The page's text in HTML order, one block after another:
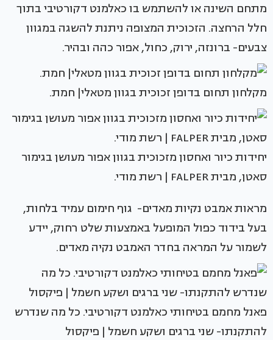
מתחם השינה או להשתמש בו כאלמנט דקורטיבי בתוך
חלל הרחצה. הזכוכית המצופה ניתנת להשגה במגוון
צבעים- ברונזה, ירוק, כחול, אפור כהה ובהיר.
מקלחון תחום בדופן זכוכית בגוון מטאלי| חמת.
יחידות כיור ואחסון מזכוכית בגוון אפור מעושן בגימור
סאטן, מבית FALPER | רשת מודי.
מראות אמבט נקיות מאדים- גוף חימום עמיד בלחות,
בעל בידוד כפול המופעל באמצעות שלט רחוק, יידע
לשמור על המראה בחדר האמבט נקיה מאדים.
פאנל מחמם בטיחותי כאלמנט דקורטיבי. כל מה שנדרש
להתקנתו- שני ברגים ושקע חשמל | פיקסול